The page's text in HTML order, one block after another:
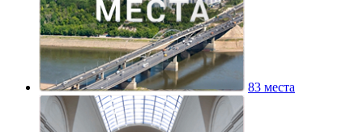
83 места